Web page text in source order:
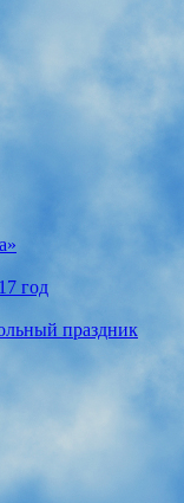
год
праздник